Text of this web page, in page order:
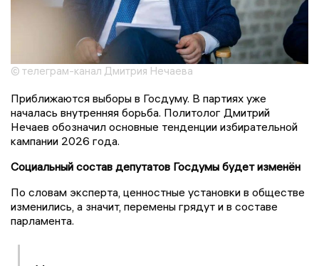
© телеграм-канал Дмитрия Нечаева
Приближаются выборы в Госдуму. В партиях уже
началась внутренняя борьба. Политолог Дмитрий
Нечаев обозначил основные тенденции избирательной
кампании 2026 года.
Социальный состав депутатов Госдумы будет изменён
По словам эксперта, ценностные установки в обществе
изменились, а значит, перемены грядут и в составе
парламента.